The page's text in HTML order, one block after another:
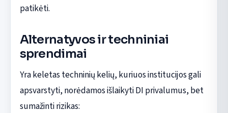
patikėti.
Alternatyvos ir techniniai
sprendimai
Yra keletas techninių kelių, kuriuos institucijos gali
apsvarstyti, norėdamos išlaikyti DI privalumus, bet
sumažinti rizikas: